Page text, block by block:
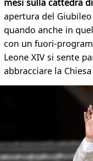
mesi sulla cattedra
apertura del
quando anche in
con un fuori-
Leone XIV si sente
abbracciare la Chiesa